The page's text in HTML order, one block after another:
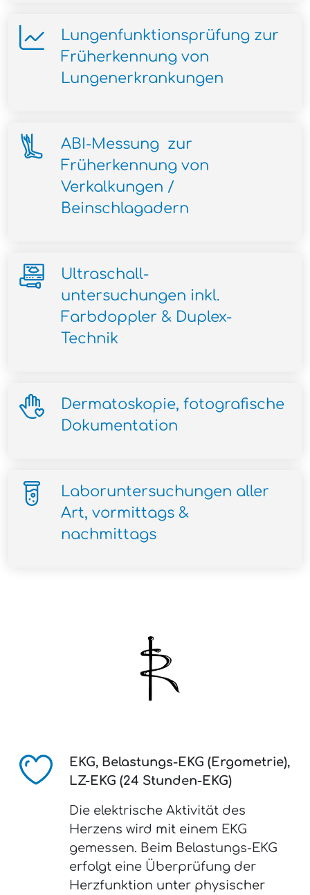
Lungenfunktionsprüfung zur
Früherkennung von
Lungenerkrankungen
ABI-Messung zur
Früherkennung von
Verkalkungen /
Beinschlagadern
Ultraschall-
untersuchungen inkl.
Farbdoppler & Duplex-
Technik
Dermatoskopie, fotografische
Dokumentation
Laboruntersuchungen aller
Art, vormittags &
nachmittags
EKG, Belastungs-EKG (Ergometrie),
LZ-EKG (24 Stunden-EKG)
Die elektrische Aktivität des
Herzens wird mit einem EKG
gemessen. Beim Belastungs-EKG
erfolgt eine Überprüfung der
Herzfunktion unter physischer